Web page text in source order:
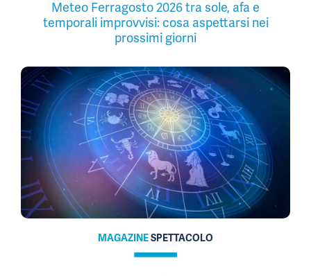
Meteo Ferragosto 2026 tra sole, afa e
temporali improvvisi: cosa aspettarsi nei
prossimi giorni
MAGAZINESPETTACOLO